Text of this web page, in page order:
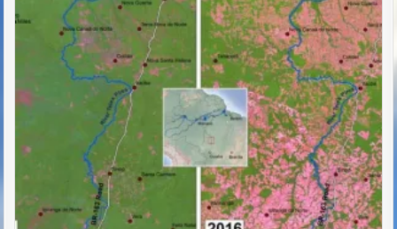
Posted
in